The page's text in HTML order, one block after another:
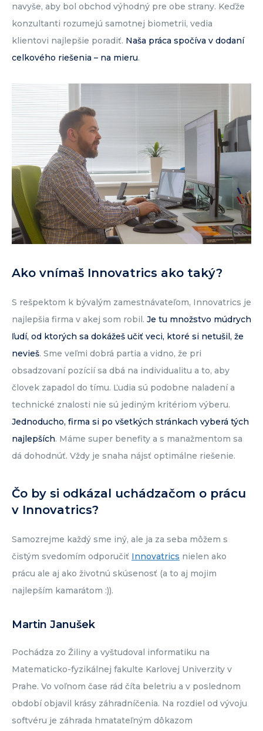
navyše, aby bol obchod výhodný pre obe strany. Keďže
konzultanti rozumejú samotnej biometrii, vedia
klientovi najlepšie poradiť. Naša práca spočíva v dodaní
celkového riešenia – na mieru.
Ako vnímaš Innovatrics ako taký?
S rešpektom k bývalým zamestnávateľom, Innovatrics je
najlepšia firma v akej som robil. Je tu množstvo múdrych
ľudí, od ktorých sa dokážeš učiť veci, ktoré si netušil, že
nevieš. Sme veľmi dobrá partia a vidno, že pri
obsadzovaní pozícií sa dbá na individualitu a to, aby
človek zapadol do tímu. Ľudia sú podobne naladení a
technické znalosti nie sú jediným kritériom výberu.
Jednoducho, firma si po všetkých stránkach vyberá tých
najlepších. Máme super benefity a s manažmentom sa
dá dohodnúť. Vždy je snaha nájsť optimálne riešenie.
Čo by si odkázal uchádzačom o prácu
v Innovatrics?
Samozrejme každý sme iný, ale ja za seba môžem s
čistým svedomím odporučiť Innovatrics nielen ako
prácu ale aj ako životnú skúsenosť (a to aj mojim
najlepším kamarátom :)).
Martin Janušek
Pochádza zo Žiliny a vyštudoval informatiku na
Matematicko-fyzikálnej fakulte Karlovej Univerzity v
Prahe. Vo voľnom čase rád číta beletriu a v poslednom
období objavil krásy záhradníčenia. Na rozdiel od vývoju
softvéru je záhrada hmatateľným dôkazom